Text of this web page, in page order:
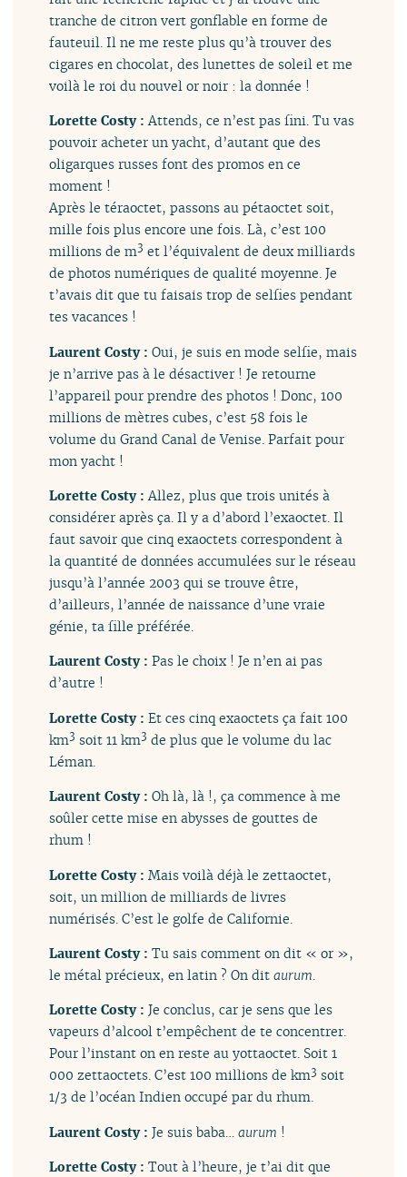
tranche de citron vert gonflable en forme de
fauteuil. Il ne me reste plus qu’à trouver des
cigares en chocolat, des lunettes de soleil et me
voilà le roi du nouvel or noir : la donnée !
Lorette Costy :Attends, ce n’est pas fini. Tu vas
pouvoir acheter un yacht, d’autant que des
oligarques russes font des promos en ce
moment !
Après le téraoctet, passons au pétaoctet soit,
mille fois plus encore une fois. Là, c’est 100
millions de m3 et l’équivalent de deux milliards
de photos numériques de qualité moyenne. Je
t’avais dit que tu faisais trop de selfies pendant
tes vacances !
Laurent Costy :Oui, je suis en mode selfie, mais
je n’arrive pas à le désactiver ! Je retourne
l’appareil pour prendre des photos ! Donc, 100
millions de mètres cubes, c’est 58 fois le
volume du Grand Canal de Venise. Parfait pour
mon yacht !
Lorette Costy :Allez, plus que trois unités à
considérer après ça. Il y a d’abord l’exaoctet. Il
faut savoir que cinq exaoctets correspondent à
la quantité de données accumulées sur le réseau
jusqu’à l’année 2003 qui se trouve être,
d’ailleurs, l’année de naissance d’une vraie
génie, ta fille préférée.
Laurent Costy :Pas le choix ! Je n’en ai pas
d’autre !
Lorette Costy :Et ces cinq exaoctets ça fait 100
km3 soit 11 km3 de plus que le volume du lac
Léman.
Laurent Costy :Oh là, là !, ça commence à me
soûler cette mise en abysses de gouttes de
rhum !
Lorette Costy :Mais voilà déjà le zettaoctet,
soit, un million de milliards de livres
numérisés. C’est le golfe de Californie.
Laurent Costy :Tu sais comment on dit « or »,
le métal précieux, en latin ? On ditaurum.
Lorette Costy :Je conclus, car je sens que les
vapeurs d’alcool t’empêchent de te concentrer.
Pour l’instant on en reste au yottaoctet. Soit 1
000 zettaoctets. C’est 100 millions de km3 soit
1/3 de l’océan Indien occupé par du rhum.
Laurent Costy :Je suis baba…aurum !
Lorette Costy :Tout à l’heure, je t’ai dit que